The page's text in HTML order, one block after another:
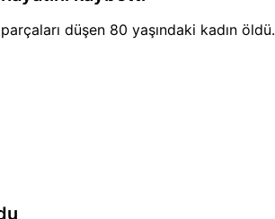
teşekkürlerini iletti.
düşen 80 yaşındaki kadın öldü.